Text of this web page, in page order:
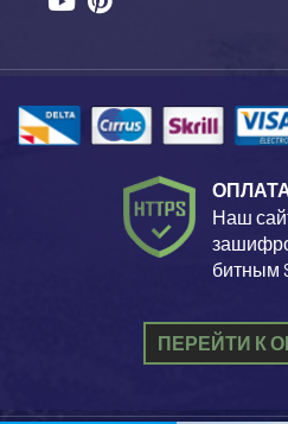
Наш
битным
ПЕРЕЙТИ К